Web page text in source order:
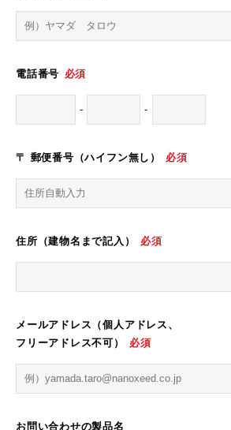
電話番号 必須
- -
〒 郵便番号（ハイフン無し） 必須
住所（建物名まで記入） 必須
メールアドレス（個人アドレス、
フリーアドレス不可）
必須
お問い合わせの製品名